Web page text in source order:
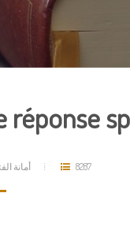
réponse
أمانة 8287